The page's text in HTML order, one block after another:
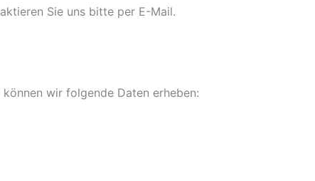
Sie uns bitte per E-Mail.
wir folgende Daten erheben: